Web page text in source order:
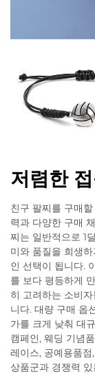
저렴한
친구 팔찌를 구매
력과 다양한 구매
찌는 일반적으로 1
미와 품질을 희생
인 선택이 됩니다.
를 보다 평등하게
히 고려하는 소비
니다. 대량 구매 옵
가를 크게 낮춰 대
캠페인, 웨딩 기념
레이스, 공예용품
상품군과 경쟁력